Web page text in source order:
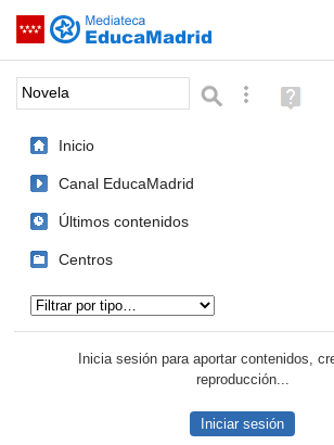
Saltar navegación
Palabra o frase: BúsquedaAyuda
(en
Inicio
Canal EducaMadrid
Últimos contenidos
Centros
Inicia sesión para aportar contenidos,
reproducción...
Iniciar sesión